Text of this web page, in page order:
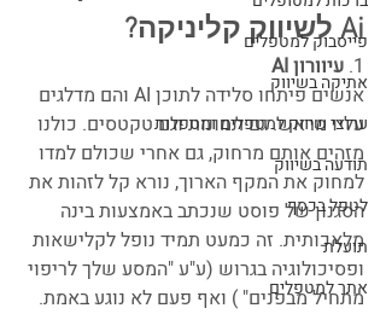
פייסבוק למטפלים
אתיקה בשיווק
ערוצי שיווק למטפלים ומטפלות
תודעה בשיווק
לטפל בכסף
תועלת
אתר למטפלים
Ai לשיווק קליניקה?
1. עיוורון AI
אנשים פיתחו סלידה לתוכן AI והם מדלגים
עליו מראש. גם תמונות וגם טקטסים. כולנו
מזהים אותם מרחוק, גם אחרי שכולם למדו
למחוק את המקף הארוך, נורא קל לזהות את
הסגנון של פוסט שנכתב באמצעות בינה
מלאכותית. זה כמעט תמיד נופל לקלישאות
ופסיכולוגיה בגרוש (ע"ע "המסע שלך לריפוי
מתחיל מבפנים" ) ואף פעם לא נוגע באמת.